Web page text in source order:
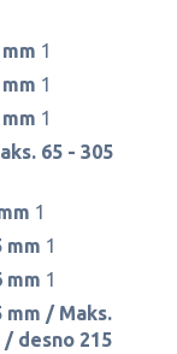
1
1
1
65 - 305
1
mm 1
mm 1
mm / Maks.
/ desno 215